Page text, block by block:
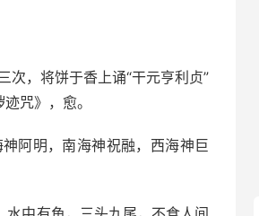
次，将饼于香上诵“干元亨利贞”
咒》，愈。
阿明，南海神祝融，西海神巨